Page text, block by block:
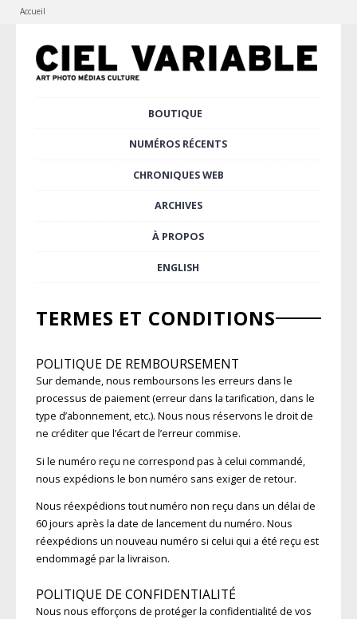
Accueil
Menu principal
BOUTIQUE
NUMÉROS RÉCENTS
CHRONIQUES WEB
ARCHIVES
À PROPOS
ENGLISH
TERMES ET CONDITIONS
POLITIQUE DE REMBOURSEMENT
Sur demande, nous remboursons les erreurs dans le
processus de paiement (erreur dans la tarification, dans le
type d’abonnement, etc.). Nous nous réservons le droit de
ne créditer que l’écart de l’erreur commise.
Si le numéro reçu ne correspond pas à celui commandé,
nous expédions le bon numéro sans exiger de retour.
Nous réexpédions tout numéro non reçu dans un délai de
60 jours après la date de lancement du numéro. Nous
réexpédions un nouveau numéro si celui qui a été reçu est
endommagé par la livraison.
POLITIQUE DE CONFIDENTIALITÉ
Nous nous efforçons de protéger la confidentialité de vos